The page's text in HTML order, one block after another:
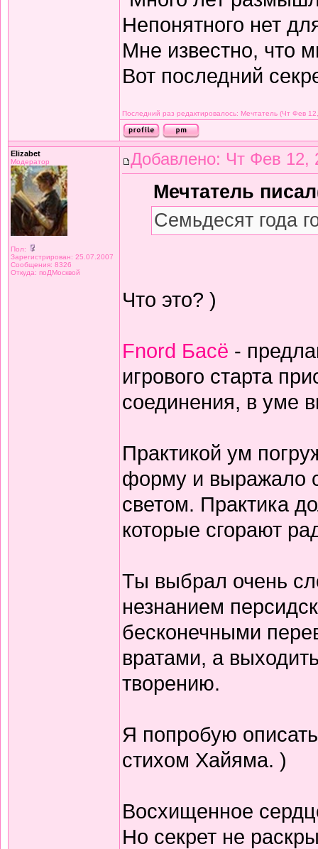
Непонятного нет
Мне известно, что
Вот последний
Последний раз редактировалось: Мечтатель (Чт Фев
Elizabet
Модератор
Пол:
Зарегистрирован: 25.07.2007
Сообщения: 8326
Откуда: поДМосквой
Добавлено: Чт Фев 12,
Мечтатель
Семьдесят года
Что это? )
Fnord Басё -
игрового старта
соединения, в уме
Практикой ум
форму и выражало
светом. Практика
которые сгорают
Ты выбрал очень
незнанием
бесконечными
вратами, а
творению.
Я попробую
стихом Хайяма. )
Восхищенное
Но секрет не